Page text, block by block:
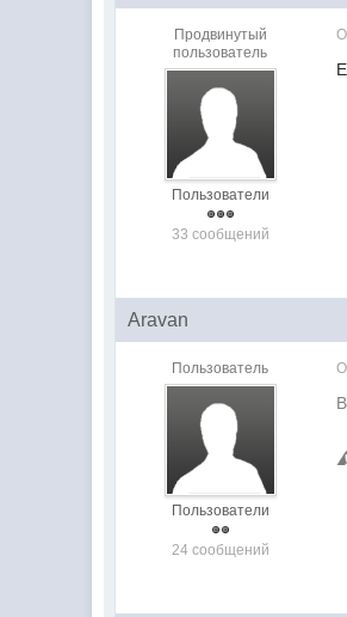
Продвинутый
пользователь
Пользователи
33 сообщений
Aravan
Пользователь
Пользователи
24 сообщений